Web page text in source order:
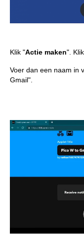
Klik "Actie maken".
Voer dan een naam in
Gmail".